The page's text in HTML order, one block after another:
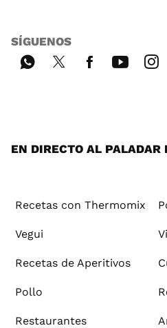
SÍGUENOS
EN DIRECTO AL PALADAR
Recetas con Thermomix
Vegui
Recetas de Aperitivos
Pollo
Restaurantes